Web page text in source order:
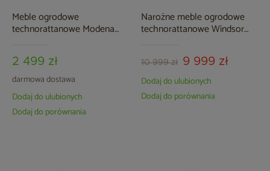
Meble ogrodowe
technorattanowe Modena
2 499 zł
darmowa dostawa
Dodaj do ulubionych
Dodaj do porównania
Narożne meble ogrodowe
technorattanowe Windsor
10 999 zł 9 999 zł
Dodaj do ulubionych
Dodaj do porównania